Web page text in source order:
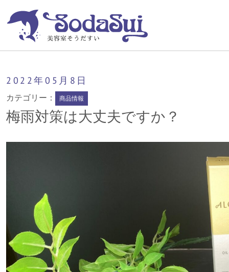
そうだすい梅雨対策は大丈夫ですか？
2022年05月 8日
カテゴリー： 商品情報
梅雨対策は大丈夫ですか？